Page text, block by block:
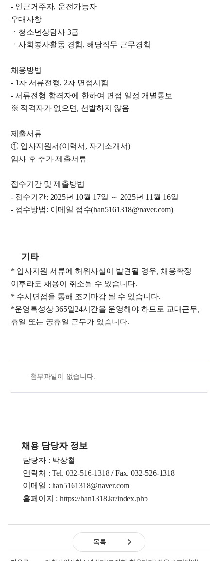
- 인근거주자, 운전가능자
우대사항
ㆍ청소년상담사 3급
ㆍ사회봉사활동 경험, 해당직무 근무경험
채용방법
- 1차 서류전형, 2차 면접시험
- 서류전형 합격자에 한하여 면접 일정 개별통보
※ 적격자가 없으면, 선발하지 않음
제출서류
① 입사지원서(이력서, 자기소개서)
입사 후 추가 제출서류
접수기간 및 제출방법
- 접수기간: 2025년 10월 17일 ～ 2025년 11월 16일
- 접수방법: 이메일 접수(han5161318@naver.com)
기타
* 입사지원 서류에 허위사실이 발견될 경우, 채용확정
이후라도 채용이 취소될 수 있습니다.
* 수시면접을 통해 조기마감 될 수 있습니다.
*운영특성상 365일24시간을 운영해야 하므로 교대근무,
휴일 또는 공휴일 근무가 있습니다.
첨부파일이 없습니다.
채용 담당자 정보
담당자 : 박상철
연락처 : Tel. 032-516-1318 / Fax. 032-526-1318
이메일 : han5161318@naver.com
홈페이지 : https://han1318.kr/index.php
목록